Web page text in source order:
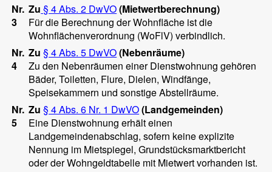
Nr.
3
Zu § 4 Abs. 2 DwVO(Mietwertberechnung)
Für die Berechnung der Wohnfläche ist die
Wohnflächenverordnung (WoFlV) verbindlich.
Nr.
4
Zu§ 4 Abs. 5 DwVO(Nebenräume)
Zu den Nebenräumen einer Dienstwohnung gehören
Bäder, Toiletten, Flure, Dielen, Windfänge,
Speisekammern und sonstige Abstellräume.
Nr.
5
Zu§ 4 Abs. 6 Nr. 1 DwVO(Landgemeinden)
Eine Dienstwohnung erhält einen
Landgemeindenabschlag, sofern keine explizite
Nennung im Mietspiegel, Grundstücksmarktbericht
oder der Wohngeldtabelle mit Mietwert vorhanden ist.